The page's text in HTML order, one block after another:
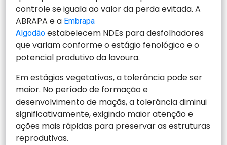
controle se iguala ao valor da perda evitada. A
ABRAPA e a Embrapa
Algodão estabelecem NDEs para desfolhadores
que variam conforme o estágio fenológico e o
potencial produtivo da lavoura.
Em estágios vegetativos, a tolerância pode ser
maior. No período de formação e
desenvolvimento de maçãs, a tolerância diminui
significativamente, exigindo maior atenção e
ações mais rápidas para preservar as estruturas
reprodutivas.